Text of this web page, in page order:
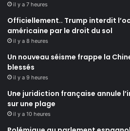
il y a 7 heures
Officiellement.. Trump interdit
américaine par le droit du sol
il y a 8 heures
Un nouveau séisme frappe la
blessés
il y a 9 heures
Une juridiction française annule
sur une plage
il y a 10 heures